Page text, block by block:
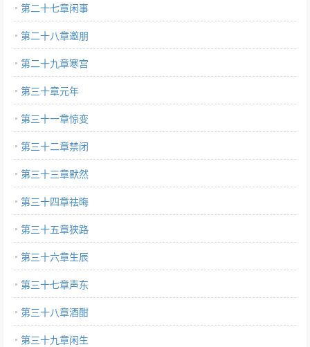
第二十七章闲事
第二十八章邀朋
第二十九章寒宫
第三十章元年
第三十一章惊变
第三十二章禁闭
第三十三章默然
第三十四章祛晦
第三十五章狭路
第三十六章生辰
第三十七章声东
第三十八章酒酣
第三十九章闲生